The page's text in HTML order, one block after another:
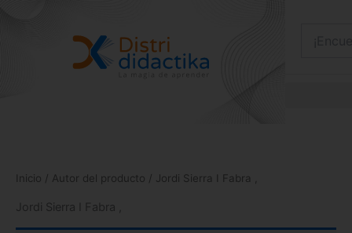
Inicio / Autor del producto / Jordi Sierra I Fabra ,
Jordi Sierra I Fabra ,